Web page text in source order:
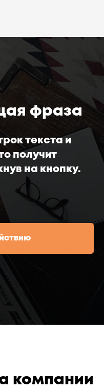
фраза
текста и
получит
на кнопку.
компании